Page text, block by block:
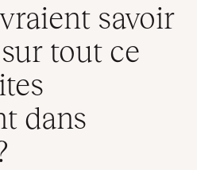
savoir
tout ce
dans